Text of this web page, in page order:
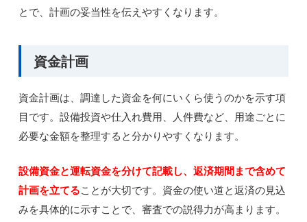
とで、計画の妥当性を伝えやすくなります。
資金計画
資金計画は、調達した資金を何にいくら使うのかを示す項
目です。設備投資や仕入れ費用、人件費など、用途ごとに
必要な金額を整理すると分かりやすくなります。
設備資金と運転資金を分けて記載し、返済期間まで含めて
計画を立てることが大切です。資金の使い道と返済の見込
みを具体的に示すことで、審査での説得力が高まります。